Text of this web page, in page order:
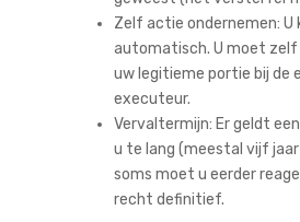
Zelf actie ondernemen:
automatisch. U moet zelf
uw legitieme portie bij de
executeur.
Vervaltermijn: Er geldt
u te lang (meestal vijf
soms moet u eerder
recht definitief.